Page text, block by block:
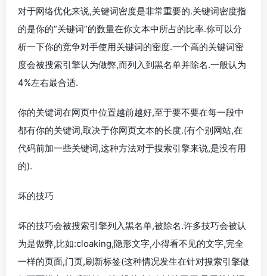
对于网络优化来说,关键词密度是非常重要的.关键词密度指
的是你的”关键词”的数量在你文本中所占的比率.你可以分
析一下你的竞争对手使用关键词的密度.一个高的关键词密
度会被搜索引擎认为做弊,而列入到黑名单并除名.一般认为
4%左右最合适.
你的关键词在网页中位置越前越好,至于要不要在每一段中
都有你的关键词,取决于你网页文本的长度.(有个别网站,在
代码前加一些关键词,这种方法对于搜索引擎来说,是没有用
的).
坏的技巧
坏的技巧会被搜索引擎列入黑名单,被除名.许多技巧会被认
为是做弊,比如:cloaking,隐形文字,小得看不见的文字,完全
一样的页面,门页,刷新标签(这种情况发生在针对搜索引擎做